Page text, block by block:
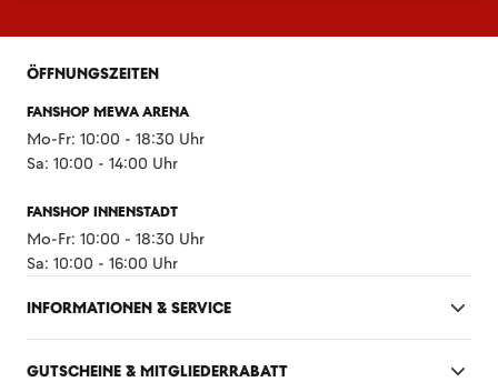
ÖFFNUNGSZEITEN
FANSHOP MEWA ARENA
Mo-Fr: 10:00 - 18:30 Uhr
Sa: 10:00 - 14:00 Uhr
FANSHOP INNENSTADT
Mo-Fr: 10:00 - 18:30 Uhr
Sa: 10:00 - 16:00 Uhr
INFORMATIONEN & SERVICE
GUTSCHEINE & MITGLIEDERRABATT